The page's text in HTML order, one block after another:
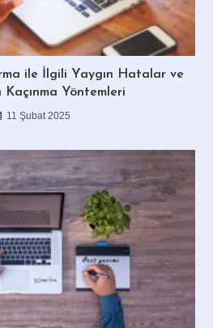
ile İlgili Yaygın Hatalar ve
Yöntemleri
11 Şubat 2025